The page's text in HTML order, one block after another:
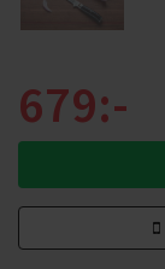
679:-